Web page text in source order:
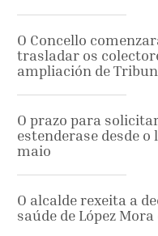
O Concello
trasladar os
ampliación de
O prazo para
estenderase desde o
maio
O alcalde rexeita a
saúde de López Mora